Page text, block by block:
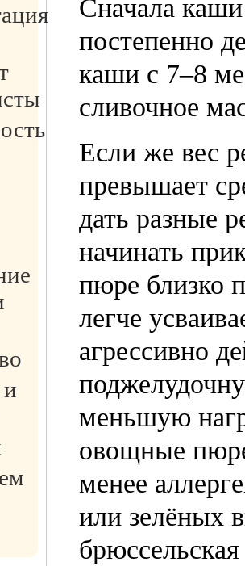
Сначала
постепенно
каши с 7–8
сливочное
Если же вес
превышает
дать разные
начинать
пюре близко
легче
агрессивно
меньшую
овощные
менее
или зелёных